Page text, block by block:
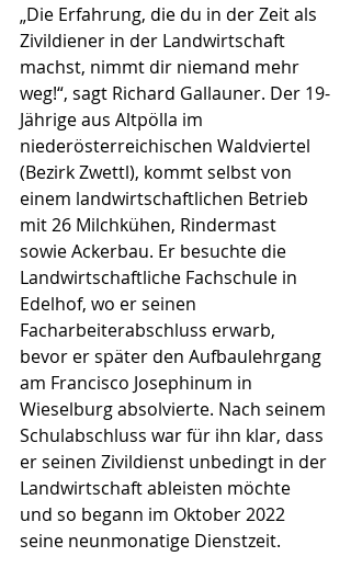
„Die Erfahrung, die du in der Zeit als
Zivildiener in der Landwirtschaft
machst, nimmt dir niemand mehr
weg!“, sagt Richard Gallauner. Der 19-
Jährige aus Altpölla im
niederösterreichischen Waldviertel
(Bezirk Zwettl), kommt selbst von
einem landwirtschaftlichen Betrieb
mit 26 Milchkühen, Rindermast
sowie Ackerbau. Er besuchte die
Landwirtschaftliche Fachschule in
Edelhof, wo er seinen
Facharbeiterabschluss erwarb,
bevor er später den Aufbaulehrgang
am Francisco Josephinum in
Wieselburg absolvierte. Nach seinem
Schulabschluss war für ihn klar, dass
er seinen Zivildienst unbedingt in der
Landwirtschaft ableisten möchte
und so begann im Oktober 2022
seine neunmonatige Dienstzeit.